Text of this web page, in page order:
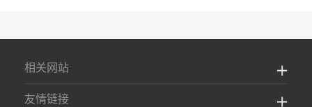
相关网站
友情链接